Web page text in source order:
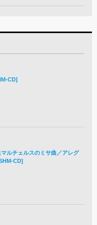
CD]
ルチェルスのミサ曲／アレグ
CD]